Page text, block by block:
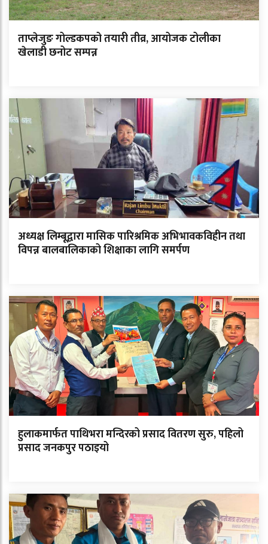
ताप्लेजुङ गोल्डकपको तयारी तीव्र, आयोजक टोलीका
खेलाडी छनोट सम्पन्न
अध्यक्ष लिम्बूद्वारा मासिक पारिश्रमिक अभिभावकविहीन तथा
विपन्न बालबालिकाको शिक्षाका लागि समर्पण
हुलाकमार्फत पाथिभरा मन्दिरको प्रसाद वितरण सुरु, पहिलो
प्रसाद जनकपुर पठाइयो